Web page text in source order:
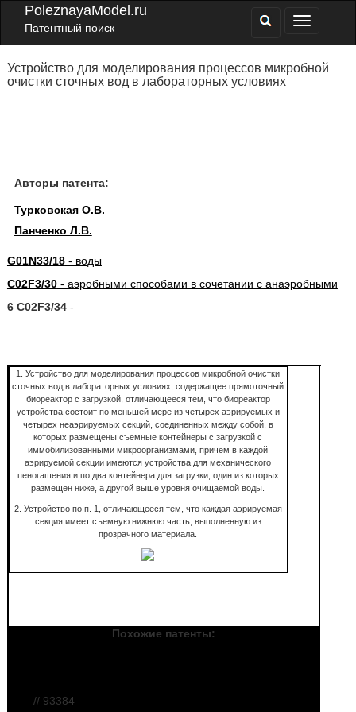
PoleznayaModel.ru
Патентный поиск
Устройство для моделирования процессов микробной
очистки сточных вод в лабораторных условиях
Авторы патента:
Турковская О.В.
Панченко Л.В.
G01N33/18- воды
C02F3/30- аэробными способами в сочетании с анаэробными
6 C02F3/34-
1. Устройство для моделирования процессов микробной очистки
сточных вод в лабораторных условиях, содержащее прямоточный
биореактор с загрузкой, отличающееся тем, что биореактор
устройства состоит по меньшей мере из четырех аэрируемых и
четырех неаэрируемых секций, соединенных между собой, в
которых размещены съемные контейнеры с загрузкой с
иммобилизованными микроорганизмами, причем в каждой
аэрируемой секции имеются устройства для механического
пеногашения и по два контейнера для загрузки, один из которых
размещен ниже, а другой выше уровня очищаемой воды.
2. Устройство по п. 1, отличающееся тем, что каждая аэрируемая
секция имеет съемную нижнюю часть, выполненную из
прозрачного материала.
Похожие патенты:
// 93384